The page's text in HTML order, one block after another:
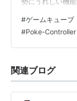
択するとこまで
25日
#ゲームキューブ
#Poke-Controller
関連ブログ